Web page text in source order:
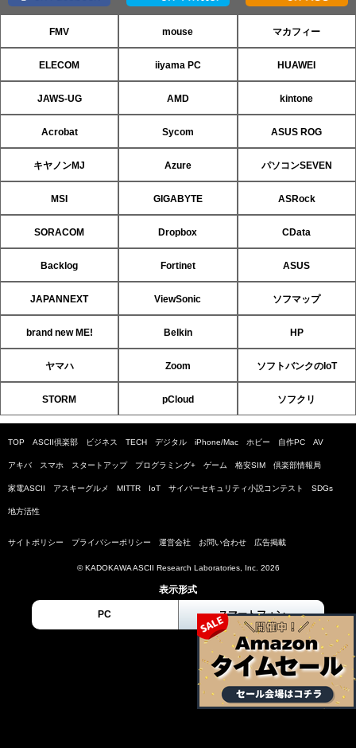
FMV mouse マカフィー
ELECOM iiyama PC HUAWEI
JAWS-UG AMD kintone
Acrobat Sycom ASUS ROG
キヤノンMJ Azure パソコンSEVEN
MSI GIGABYTE ASRock
SORACOM Dropbox CData
Backlog Fortinet ASUS
JAPANNEXT ViewSonic ソフマップ
brand new ME! Belkin HP
ヤマハ Zoom ソフトバンクのIoT
STORM pCloud ソフクリ
TOP ASCII倶楽部 ビジネス TECH デジタル iPhone/Mac ホビー 自作PC AV
アキバ スマホ スタートアップ プログラミング+ ゲーム 格安SIM 倶楽部情報局
家電ASCII アスキーグルメ MITTR IoT サイバーセキュリティ小説コンテスト SDGs
地方活性
サイトポリシー プライバシーポリシー 運営会社 お問い合わせ 広告掲載
© KADOKAWA ASCII Research Laboratories, Inc. 2026
表示形式
PC スマートフォン